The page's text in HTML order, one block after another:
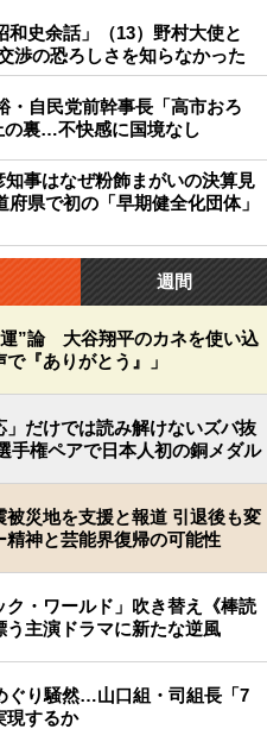
和史余話」（13）野村大使と
渉の恐ろしさを知らなかった
・自民党前幹事長「高市おろ
の裏…不快感に国境なし
事はなぜ粉飾まがいの決算見
県で初の「早期健全化団体」
週間
”論 大谷翔平のカネを使い込
『ありがとう』」
だけでは読み解けないズバ抜
手権ペアで日本人初の銅メダル
災地を支援と報道 引退後も変
神と芸能界復帰の可能性
・ワールド」吹き替え《棒読
主演ドラマに新たな逆風
ぐり騒然…山口組・司組長「7
現するか